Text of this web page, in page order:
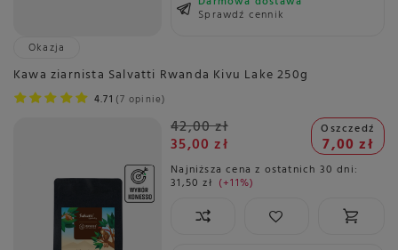
Sprawdź cennik
Okazja
Kawa ziarnista Salvatti Rwanda Kivu Lake 250g
4.71 7 opinie
42,00 zł
35,00 zł
Oszczedź
7,00 zł
Najniższa cena z ostatnich 30 dni:
31,50 zł +11%